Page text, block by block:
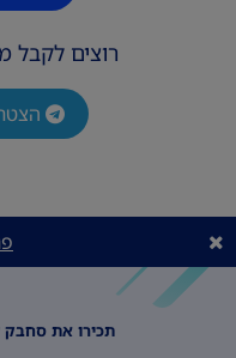
רוצים לקבל
תכירו את סחבק